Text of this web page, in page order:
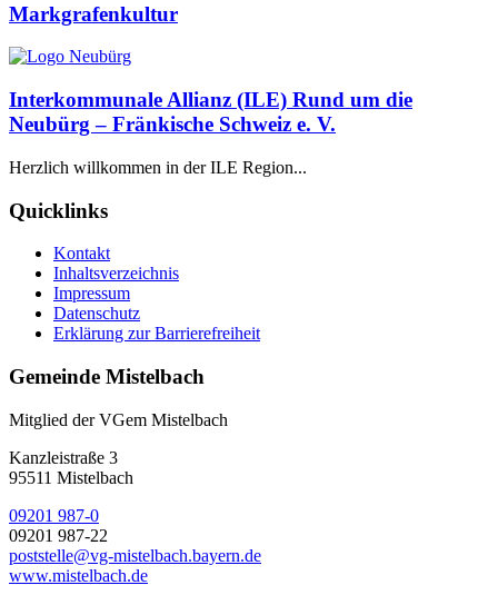
Markgrafenkultur
Interkommunale Allianz (ILE) Rund um die
Neubürg – Fränkische Schweiz e. V.
Herzlich willkommen in der ILE Region...
Quicklinks
Kontakt
Inhaltsverzeichnis
Impressum
Datenschutz
Erklärung zur Barrierefreiheit
Gemeinde Mistelbach
Mitglied der VGem Mistelbach
Kanzleistraße 3
95511 Mistelbach
09201 987-0
09201 987-22
poststelle@vg-mistelbach.bayern.de
www.mistelbach.de